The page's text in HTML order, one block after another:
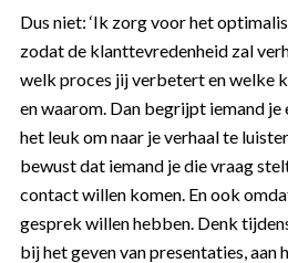
Dus niet: ‘Ik zorg voor het
zodat de klanttevredenheid zal
welk proces jij verbetert en welke
en waarom. Dan begrijpt iemand je
het leuk om naar je verhaal te
bewust dat iemand je die vraag
contact willen komen. En ook
gesprek willen hebben. Denk
bij het geven van presentaties, aan